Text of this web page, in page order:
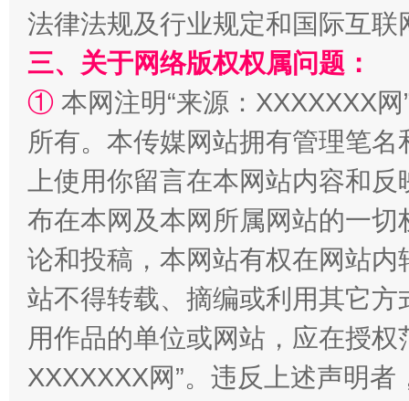
阿坝州三大球赛在茂县开幕 规模
国家大学科技园优化重塑工作
法律法规及行业规定和国际互
三、关于网络版权权属问题：
① 本网注明“来源：XXXXXXX
所有。本传媒网站拥有管理笔
上使用你留言在本网站内容和
布在本网及本网所属网站的一
论和投稿，本网站有权在网站
站不得转载、摘编或利用其它
用作品的单位或网站，应在授
XXXXXXX网”。违反上述声明